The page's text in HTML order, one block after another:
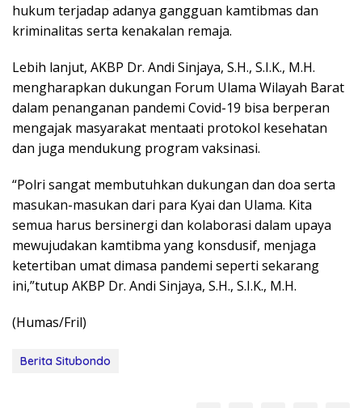
hukum terjadap adanya gangguan kamtibmas dan
kriminalitas serta kenakalan remaja.
Lebih lanjut, AKBP Dr. Andi Sinjaya, S.H., S.I.K., M.H.
mengharapkan dukungan Forum Ulama Wilayah Barat
dalam penanganan pandemi Covid-19 bisa berperan
mengajak masyarakat mentaati protokol kesehatan
dan juga mendukung program vaksinasi.
“Polri sangat membutuhkan dukungan dan doa serta
masukan-masukan dari para Kyai dan Ulama. Kita
semua harus bersinergi dan kolaborasi dalam upaya
mewujudakan kamtibma yang konsdusif, menjaga
ketertiban umat dimasa pandemi seperti sekarang
ini,”tutup AKBP Dr. Andi Sinjaya, S.H., S.I.K., M.H.
(Humas/Fril)
Berita Situbondo